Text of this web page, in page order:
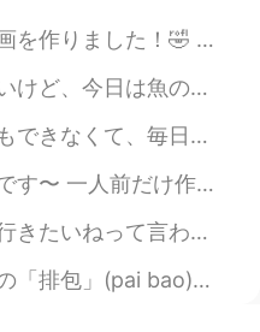
すね。😣でもこの3
2020.10.05 08:11
あったんですね…心が
とは辛いですね…遠
や春巻と中華卵スープの動画ですよ😉中華料理🥡🥢好きなみなさん是非観てみてください💕...
の魚がふわふわで美味しかった！ホテルもでかいし、新鮮だから、甘かった！でもやっぱりだ...
考えていて、結局悪夢三つも見た…ストレス溜まりすぎたー！ ストレスを感じる時は、やっ...
、どうせ切るなら、たくさん切ってもそんなに変わらないと思います😂 しかも、ここの水道...
響されるだけじゃなくて、このウイルスで離れちゃう人もたくさんいるよね😞 遠距離恋愛は...
な？ 形は全然整えられなかったね😂 ふわふわの食感も足りない…発酵はうまくできなか...